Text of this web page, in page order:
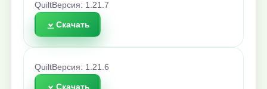
QuiltВерсия: 1.21.7
Скачать
QuiltВерсия: 1.21.6
Скачать